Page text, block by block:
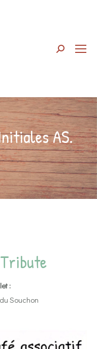
Search:
AS.
:
Souchon